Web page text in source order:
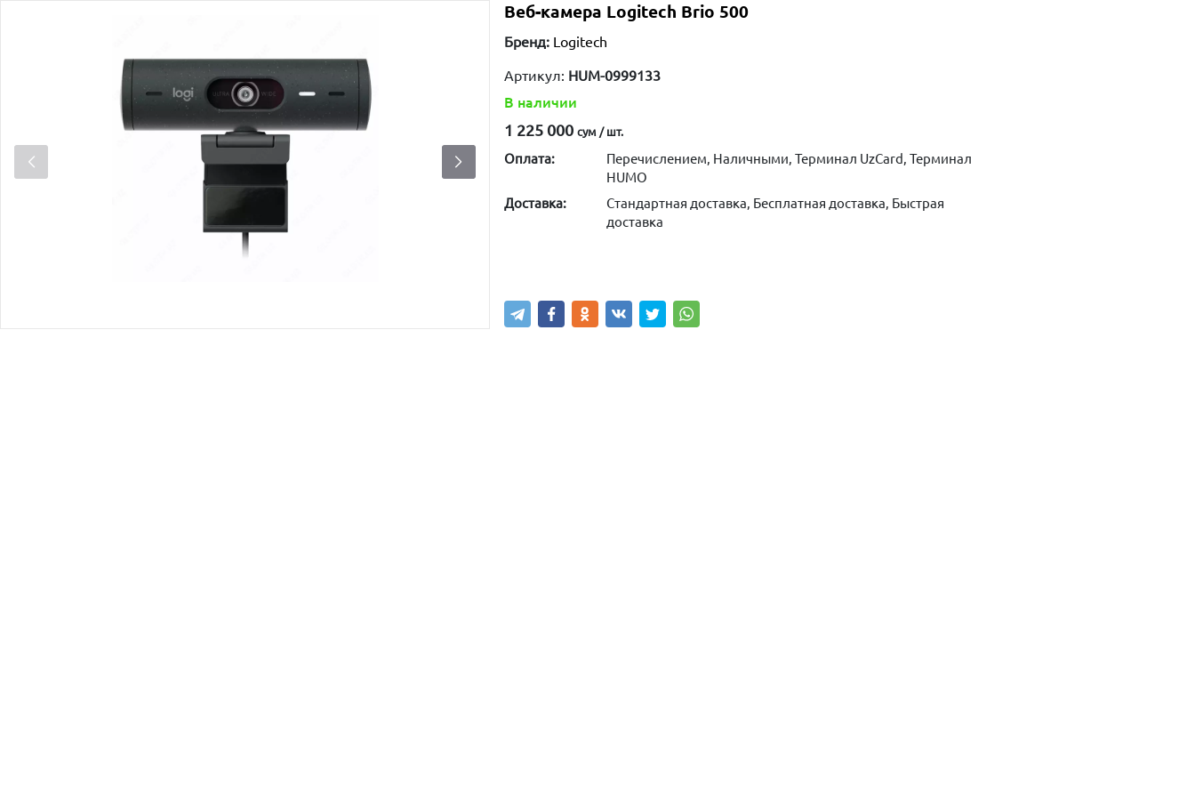
Веб-камера Logitech Brio 500
Бренд: Logitech
Артикул: HUM-0999133
В наличии
1 225 000 сум / шт.
Оплата:
Перечислением, Наличными, Терминал UzCard, Терминал
HUMO
Доставка:
Стандартная доставка, Бесплатная доставка, Быстрая
доставка